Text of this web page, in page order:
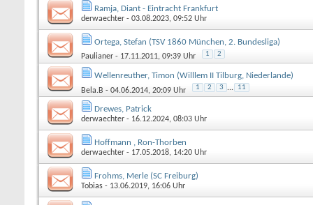
Ramja, Diant - Eintracht Frankfurt
derwaechter - 03.08.2023, 09:52 Uhr
Ortega, Stefan (TSV 1860 München, 2. Bundesliga)
Paulianer - 17.11.2011, 09:39 Uhr 1 2
Wellenreuther, Timon (Willlem II Tilburg, Niederlande)
Bela.B - 04.06.2014, 20:09 Uhr 1 2 3 ... 11
Drewes, Patrick
derwaechter - 16.12.2024, 08:03 Uhr
Hoffmann , Ron-Thorben
derwaechter - 17.05.2018, 14:20 Uhr
Frohms, Merle (SC Freiburg)
Tobias - 13.06.2019, 16:06 Uhr